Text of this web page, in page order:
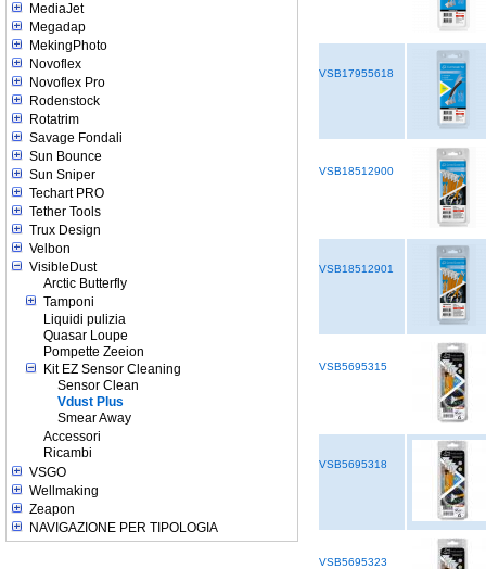
MediaJet
Megadap
MekingPhoto
Novoflex
Novoflex Pro
Rodenstock
Rotatrim
Savage Fondali
Sun Bounce
Sun Sniper
Techart PRO
Tether Tools
Trux Design
Velbon
VisibleDust
Arctic Butterfly
Tamponi
Liquidi pulizia
Quasar Loupe
Pompette Zeeion
Kit EZ Sensor Cleaning
Sensor Clean
Vdust Plus
Smear Away
Accessori
Ricambi
VSGO
Wellmaking
Zeapon
NAVIGAZIONE PER TIPOLOGIA
VSB17955618
VSB18512900
VSB18512901
VSB5695315
VSB5695318
VSB5695323